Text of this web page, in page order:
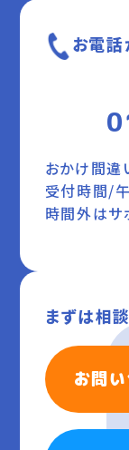
お電話
おかけ間違
受付時間/
時間外はサ
まずは相
お問